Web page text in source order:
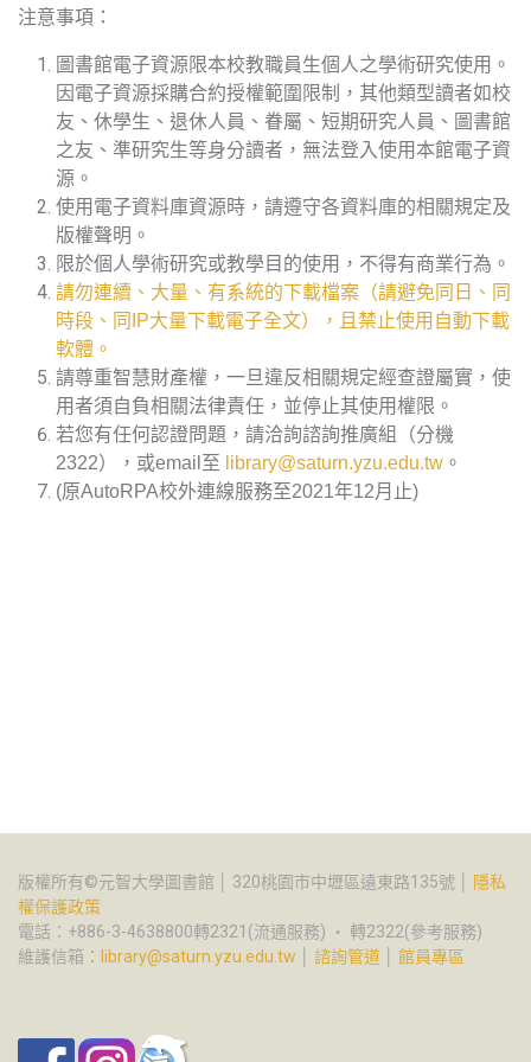
注意事項：
圖書館電子資源限本校教職員生個人之學術研究使用。
因電子資源採購合約授權範圍限制，其他類型讀者如校
友、休學生、退休人員、眷屬、短期研究人員、圖書館
之友、準研究生等身分讀者，無法登入使用本館電子資
源。
使用電子資料庫資源時，請遵守各資料庫的相關規定及
版權聲明。
限於個人學術研究或教學目的使用，不得有商業行為。
請勿連續、大量、有系統的下載檔案（請避免同日、同
時段、同IP大量下載電子全文），且禁止使用自動下載
軟體。
請尊重智慧財產權，一旦違反相關規定經查證屬實，使
用者須自負相關法律責任，並停止其使用權限。
若您有任何認證問題，請洽詢諮詢推廣組（分機
2322），或email至 library@saturn.yzu.edu.tw 。
(原AutoRPA校外連線服務至2021年12月止)
版權所有©元智大學圖書館 │ 320桃園市中壢區遠東路135號 │
隱私
權保護政策
電話：+886-3-4638800轉2321(流通服務) ‧ 轉2322(參考服務)
維護信箱： library@saturn.yzu.edu.tw 諮詢管道 館員專區